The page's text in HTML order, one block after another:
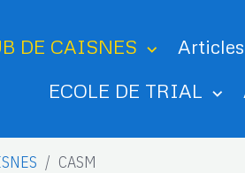
DE CAISNES Articles
ECOLE DE TRIAL
CASM